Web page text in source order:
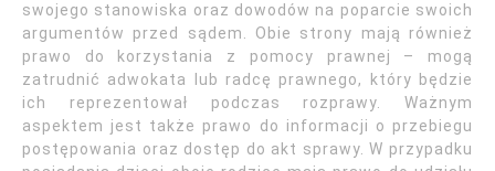
swojego stanowiska oraz dowodów na poparcie swoich
argumentów przed sądem. Obie strony mają również
prawo do korzystania z pomocy prawnej – mogą
zatrudnić adwokata lub radcę prawnego, który będzie
ich reprezentował podczas rozprawy. Ważnym
aspektem jest także prawo do informacji o przebiegu
postępowania oraz dostęp do akt sprawy. W przypadku